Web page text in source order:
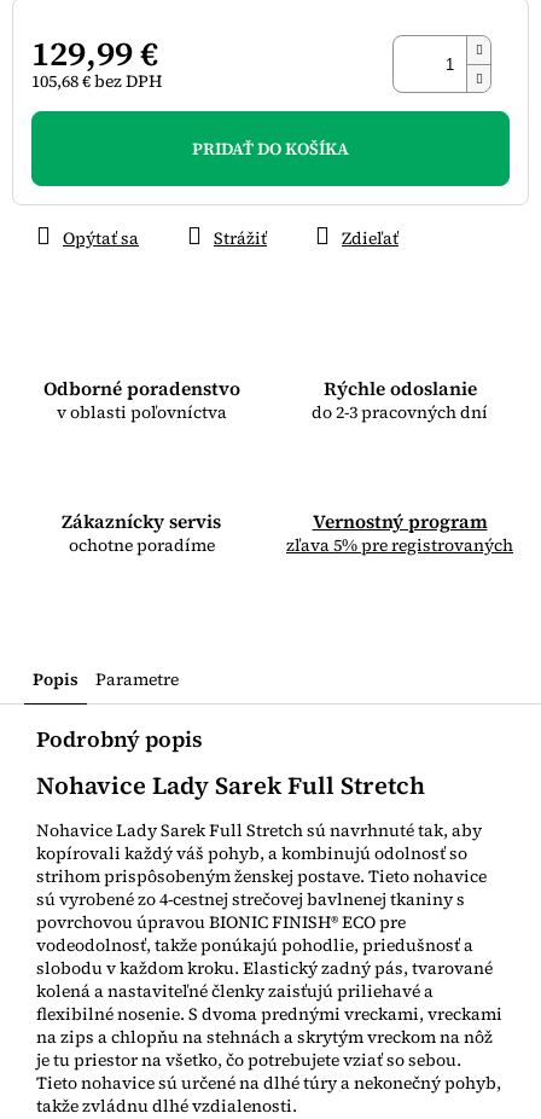
129,99 €
105,68 € bez DPH
Jednotková
PRIDAŤ DO KOŠÍKA
Odborné poradenstvo
v oblasti poľovníctva
Rýchle odoslanie
do 2-3 pracovných dní
Zákaznícky servis
ochotne poradíme
Vernostný program
zľava 5% pre registrovaných
Opýtať sa Strážiť Zdieľať
Popis Parametre
Podrobný popis
Nohavice Lady Sarek Full Stretch
Nohavice Lady Sarek Full Stretch sú navrhnuté tak, aby
kopírovali každý váš pohyb, a kombinujú odolnosť so
strihom prispôsobeným ženskej postave. Tieto nohavice
sú vyrobené zo 4-cestnej strečovej bavlnenej tkaniny s
povrchovou úpravou BIONIC FINISH® ECO pre
vodeodolnosť, takže ponúkajú pohodlie, priedušnosť a
slobodu v každom kroku. Elastický zadný pás, tvarované
kolená a nastaviteľné členky zaisťujú priliehavé a
flexibilné nosenie. S dvoma prednými vreckami, vreckami
na zips a chlopňu na stehnách a skrytým vreckom na nôž
je tu priestor na všetko, čo potrebujete vziať so sebou.
Tieto nohavice sú určené na dlhé túry a nekonečný pohyb,
takže zvládnu dlhé vzdialenosti.